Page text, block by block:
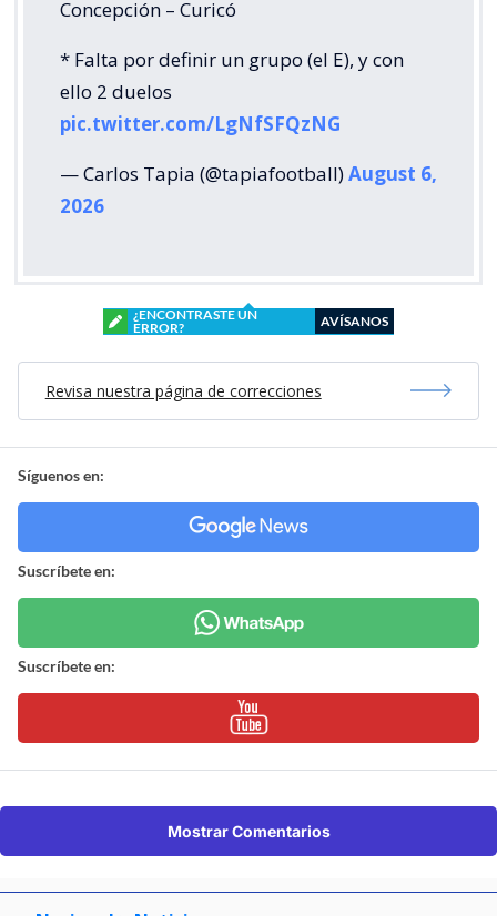
Concepción – Curicó
* Falta por definir un grupo (el E), y con
ello 2 duelos
pic.twitter.com/LgNfSFQzNG
— Carlos Tapia (@tapiafootball)August 6,
2026
¿ENCONTRASTE UN
ERROR?
AVÍSANOS
Revisa nuestra página de correcciones
Síguenos en:
Suscríbete en:
Suscríbete en:
Mostrar Comentarios